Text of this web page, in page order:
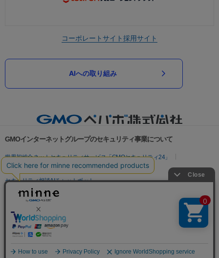
コーポレートサイト採用サイト
AIへの取り組み
GMOインターネットグループのセキュリティ事業について
世界初総合ネットセキュリティサービス「GMOセキュリティ24」
パスワード漏洩診断
Webサイトリスク診断
セキュリティ相談AIチャットボット
実在証明・盗聴対策
サイバー攻撃対策（GMO Flatt Security）
セキュリティ事業の軌跡